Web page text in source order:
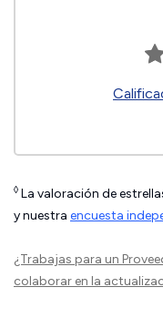
◊ La valoración de
y nuestra encuesta
¿Trabajas para un
colaborar en la